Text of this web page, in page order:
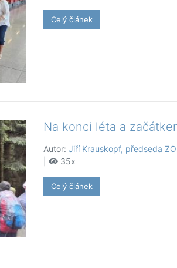
Celý článek
Na konci léta a
Autor: Jiří Krauskopf, předseda ZO
35x
Celý článek